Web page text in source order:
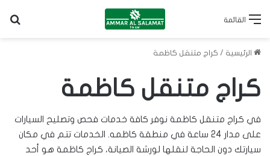
القائمة
الرئيسية / كراج متنقل كاظمة
كراج متنقل كاظمة
في كراج متنقل كاظمة نوفر كافة خدمات فحص وتصليح السيارات
على مدار 24 ساعة في منطقة كاظمه. الخدمات تتم في مكان
سيارتك دون الحاجة لنقلها لورشة الصيانة، كراج كاظمة هو أحد